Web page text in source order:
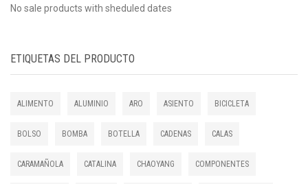
No sale products with sheduled dates
ETIQUETAS DEL PRODUCTO
ALIMENTO ALUMINIO ARO ASIENTO BICICLETA
BOLSO BOMBA BOTELLA CADENAS CALAS
CARAMAÑOLA CATALINA CHAOYANG COMPONENTES